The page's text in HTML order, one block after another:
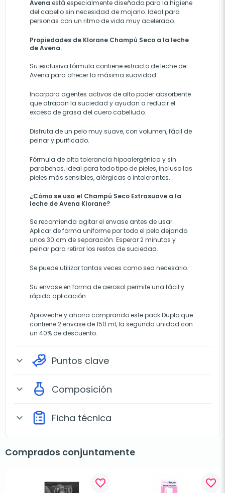
Avena está especialmente diseñado para la higiene
del cabello sin necesidad de mojarlo. Ideal para
personas con un ritmo de vida muy acelerado.
Propiedades de Klorane Champú Seco a la leche
de Avena.
Su exclusiva fórmula contiene extracto de leche de
Avena para ofrecer la máxima suavidad.
Incorpora agentes activos de alto poder absorbente
que atrapan la suciedad y ayudan a reducir el
exceso de grasa del cuero cabelludo.
Disfruta de un pelo muy suave, con volumen, fácil de
peinar y purificado.
Fórmula de alta tolerancia hipoalergénica y sin
parabenos, ideal para todo tipo de pieles, incluso las
pieles más sensibles, alérgicas o intolerantes.
¿Cómo se usa el Champú Seco Extrasuave a la
leche de Avena Klorane?
Se recomienda agitar el envase antes de usar.
Aplicar de forma uniforme por todo el pelo dejando
unos 30 cm de separación. Esperar 2 minutos y
peinar para retirar los restos de suciedad.
Se puede utilizar tantas veces como sea necesario.
Su envase en forma de aerosol permite una fácil y
rápida aplicación.
Aproveche y ahorra comprando este pack Duplo que
contiene 2 envase de 150 ml, la segunda unidad con
un 40% de descuento.
expand_more Puntos clave
expand_more Composición
expand_more Ficha técnica
Comprados conjuntamente
favorite_border favorite_border